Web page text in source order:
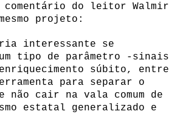
do leitor Walmir
projeto:
interessante se
tipo de parâmetro -sinais
súbito, entre
para separar o
cair na vala comum de
estatal generalizado e